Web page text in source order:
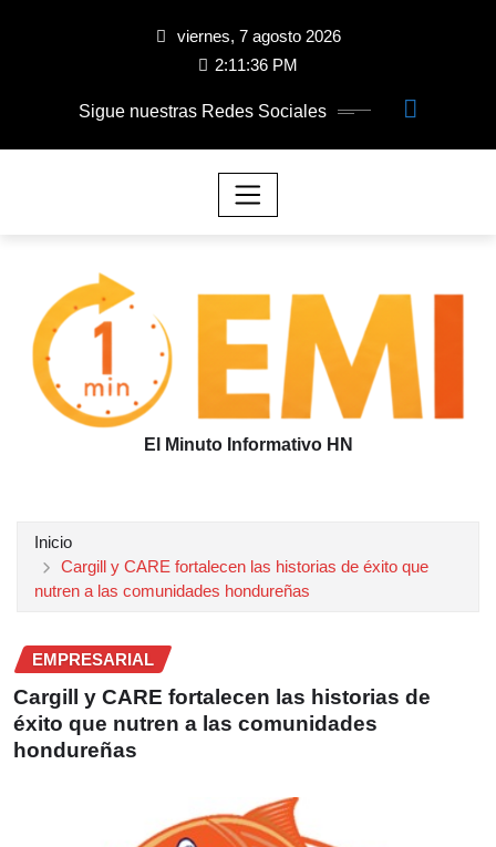
viernes, 7 agosto 2026
2:11:37 PM
Sigue nuestras Redes Sociales
El Minuto Informativo HN
Inicio
Cargill y CARE fortalecen las historias de éxito que
nutren a las comunidades hondureñas
EMPRESARIAL
Cargill y CARE fortalecen las historias de
éxito que nutren a las comunidades
hondureñas